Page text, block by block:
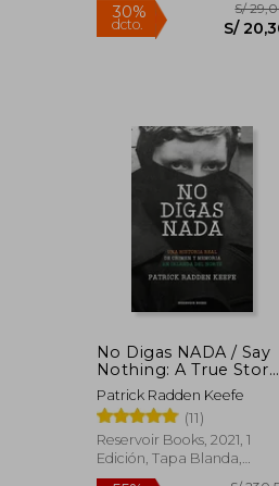
30%
dcto.
Rápido
No Digas NADA / Say
Nothing: A True Story
of Murder and
Memory in Northern
Ireland
Patrick Radden Keefe
(11)
Reservoir Books, 2021, 1
Edición, Tapa Blanda,
Nuevo